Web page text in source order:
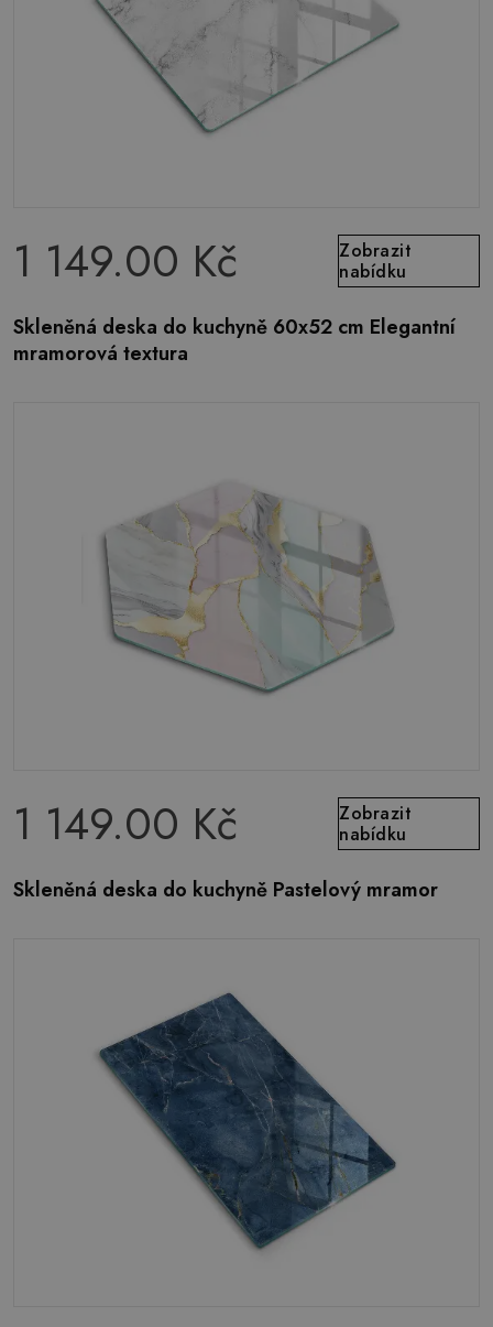
1 149.00 Kč
Zobrazit
nabídku
Skleněná deska do kuchyně 60x52 cm Elegantní
mramorová textura
1 149.00 Kč
Zobrazit
nabídku
Skleněná deska do kuchyně Pastelový mramor